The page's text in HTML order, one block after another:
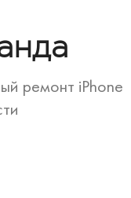
ремонт iPhone